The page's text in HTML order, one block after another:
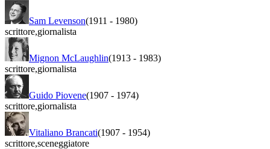
Sam Levenson(1911 - 1980)
scrittore,giornalista
Mignon McLaughlin(1913 - 1983)
scrittore,giornalista
Guido Piovene(1907 - 1974)
scrittore,giornalista
Vitaliano Brancati(1907 - 1954)
scrittore,sceneggiatore